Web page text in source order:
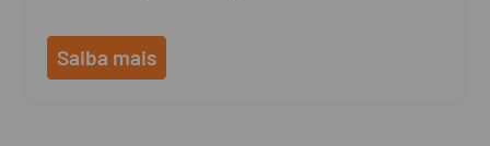
Saiba mais